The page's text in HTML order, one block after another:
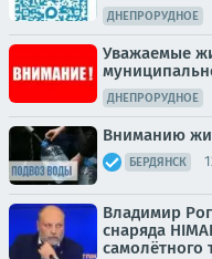
ДНЕПРОРУДНОЕ
Уважаемые
ДНЕПРОРУДНОЕ
Вниманию
БЕРДЯНСК
Владимир
снаряда
самолётного